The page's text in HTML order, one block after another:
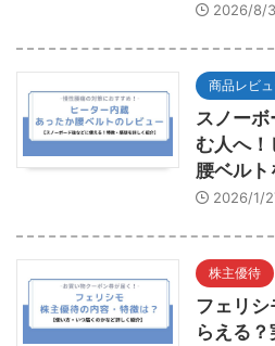
2026/8/3
商品レビ
スノー
む人へ
腰ベル
2026/1/
株主優待
フェリシ
らえる